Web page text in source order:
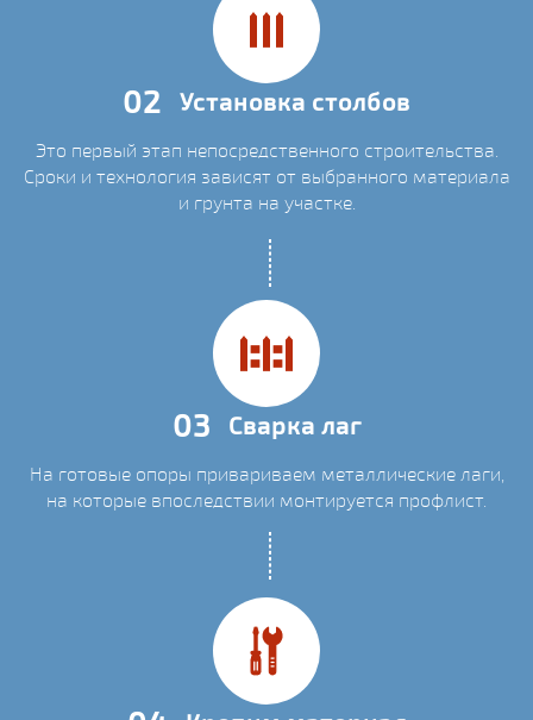
02 Установка столбов
Это первый этап непосредственного строительства.
Сроки и технология зависят от выбранного материала
и грунта на участке.
03 Сварка лаг
На готовые опоры привариваем металлические лаги,
на которые впоследствии монтируется профлист.